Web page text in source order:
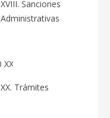
XVIII. Sanciones
Administrativas
XX. Trámites